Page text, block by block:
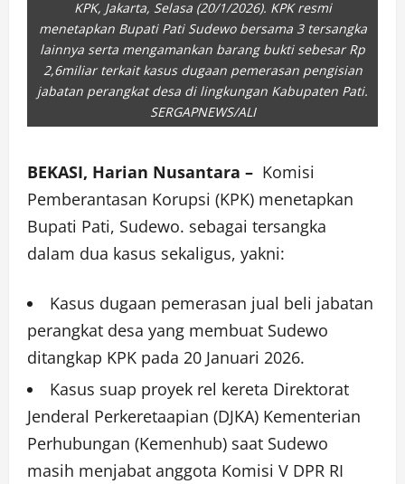
KPK, Jakarta, Selasa (20/1/2026). KPK resmi
menetapkan Bupati Pati Sudewo bersama 3 tersangka
lainnya serta mengamankan barang bukti sebesar Rp
2,6miliar terkait kasus dugaan pemerasan pengisian
jabatan perangkat desa di lingkungan Kabupaten Pati.
SERGAPNEWS/ALI
BEKASI, Harian Nusantara – Komisi
Pemberantasan Korupsi (KPK) menetapkan
Bupati Pati, Sudewo. sebagai tersangka
dalam dua kasus sekaligus, yakni:
Kasus dugaan pemerasan jual beli jabatan
perangkat desa yang membuat Sudewo
ditangkap KPK pada 20 Januari 2026.
Kasus suap proyek rel kereta Direktorat
Jenderal Perkeretaapian (DJKA) Kementerian
Perhubungan (Kemenhub) saat Sudewo
masih menjabat anggota Komisi V DPR RI